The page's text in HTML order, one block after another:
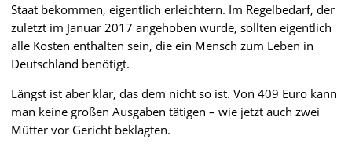
Staat bekommen, eigentlich erleichtern. Im Regelbedarf, der
zuletzt im Januar 2017 angehoben wurde, sollten eigentlich
alle Kosten enthalten sein, die ein Mensch zum Leben in
Deutschland benötigt.
Längst ist aber klar, das dem nicht so ist. Von 409 Euro kann
man keine großen Ausgaben tätigen – wie jetzt auch zwei
Mütter vor Gericht beklagten.